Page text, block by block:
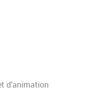
d’animation